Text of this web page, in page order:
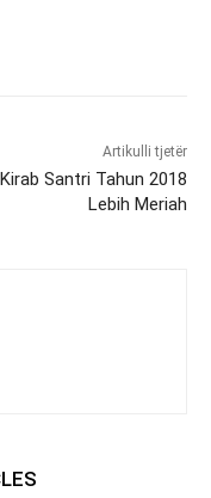
Artikulli tjetër
Kirab Santri Tahun 2018
Lebih Meriah